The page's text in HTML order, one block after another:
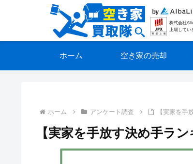
株式会社
上場してい
ホーム 空き家の売却
ホーム アンケート調査 【実家を手
【実家を手放す決め手ラ